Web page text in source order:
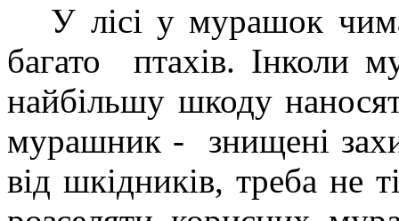
У лісі у мурашок
багато птахів. Інколи
найбільшу шкоду
мурашник - знищені
від шкідників, треба не